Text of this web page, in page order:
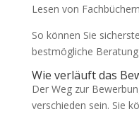
Lesen von
So können Sie
bestmögliche
Wie verläuft das
Der Weg zur
verschieden sein. Sie